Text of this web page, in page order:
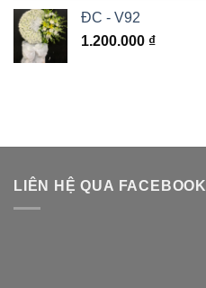
ĐC - V92
1.200.000 ₫
LIÊN HỆ QUA FACEBOOK